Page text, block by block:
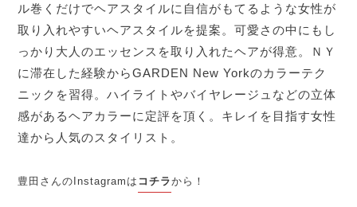
ル巻くだけでヘアスタイルに自信がもてるような女性が
取り入れやすいヘアスタイルを提案。可愛さの中にもし
っかり大人のエッセンスを取り入れたヘアが得意。ＮＹ
に滞在した経験からGARDEN New Yorkのカラーテク
ニックを習得。ハイライトやバイヤレージュなどの立体
感があるヘアカラーに定評を頂く。キレイを目指す女性
達から人気のスタイリスト。
豊田さんのInstagramは コチラから！